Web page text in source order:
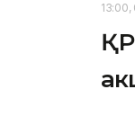
13:00,